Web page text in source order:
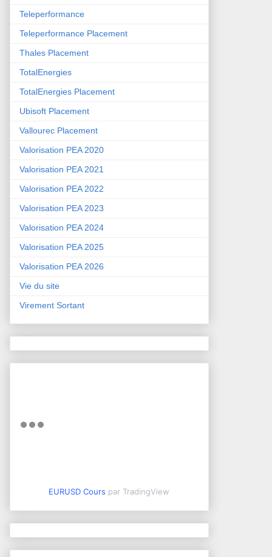
Teleperformance
Teleperformance Placement
Thales Placement
TotalEnergies
TotalEnergies Placement
Ubisoft Placement
Vallourec Placement
Valorisation PEA 2020
Valorisation PEA 2021
Valorisation PEA 2022
Valorisation PEA 2023
Valorisation PEA 2024
Valorisation PEA 2025
Valorisation PEA 2026
Vie du site
Virement Sortant
EURUSD Cours par TradingView